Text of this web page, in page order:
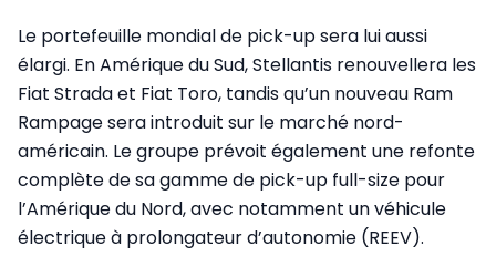
Le portefeuille mondial de pick-up sera lui aussi
élargi. En Amérique du Sud, Stellantis renouvellera les
Fiat Strada et Fiat Toro, tandis qu’un nouveau Ram
Rampage sera introduit sur le marché nord-
américain. Le groupe prévoit également une refonte
complète de sa gamme de pick-up full-size pour
l’Amérique du Nord, avec notamment un véhicule
électrique à prolongateur d’autonomie (REEV).